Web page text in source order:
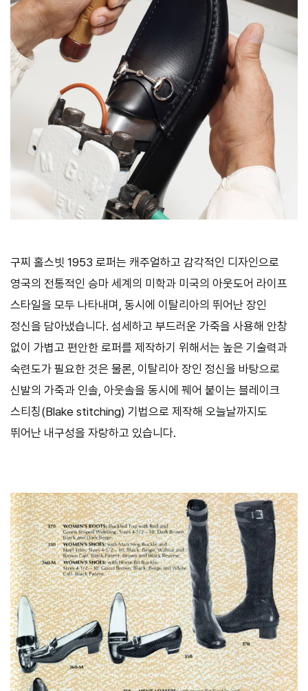
구찌 홀스빗 1953 로퍼는 캐주얼하고 감각적인 디자인으로
영국의 전통적인 승마 세계의 미학과 미국의 아웃도어 라이프
스타일을 모두 나타내며 동시에 이탈리아의 뛰어난 장인
정신을 담아냈습니다. 섬세하고 부드러운 가죽을 사용해 안창
없이 가볍고 편안한 로퍼를 제작하기 위해서는 높은 기술력과
숙련도가 필요한 것은 물론 이탈리아 장인 정신을 바탕으로
신발의 가죽과 인솔 아웃솔을 동시에 꿰어 붙이는 블레이크
스티칭(Blake stitching) 기법으로 제작해 오늘날까지도
뛰어난 내구성을 자랑하고 있습니다.